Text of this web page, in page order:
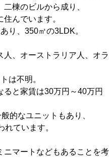
棟のビルから成り、
んでいます。
り、350㎡の3LDK。
、オーストラリア人、オラ
は不明。
と家賃は30万円～40万円
的なユニットもあり、
ています。
ニマートなどもあることを考